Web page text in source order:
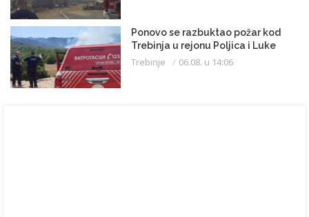
Ponovo se razbuktao požar kod
Trebinja u rejonu Poljica i Luke
Trebinje 06.08. u 14:06